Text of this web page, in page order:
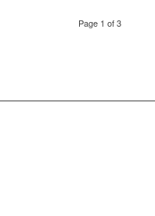
Page 1 of 3